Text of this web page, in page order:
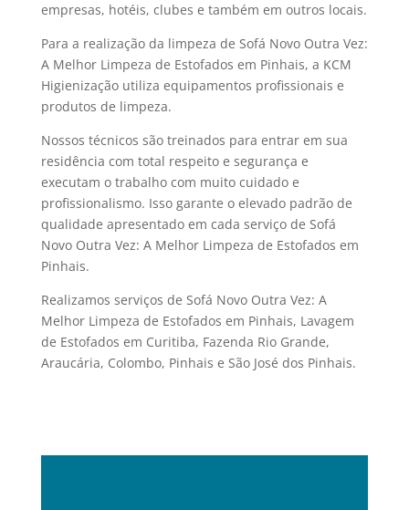
empresas, hotéis, clubes e também em outros locais.
Para a realização da limpeza de Sofá Novo Outra Vez:
A Melhor Limpeza de Estofados em Pinhais, a KCM
Higienização utiliza equipamentos profissionais e
produtos de limpeza.
Nossos técnicos são treinados para entrar em sua
residência com total respeito e segurança e
executam o trabalho com muito cuidado e
profissionalismo. Isso garante o elevado padrão de
qualidade apresentado em cada serviço de Sofá
Novo Outra Vez: A Melhor Limpeza de Estofados em
Pinhais.
Realizamos serviços de Sofá Novo Outra Vez: A
Melhor Limpeza de Estofados em Pinhais, Lavagem
de Estofados em Curitiba, Fazenda Rio Grande,
Araucária, Colombo, Pinhais e São José dos Pinhais.